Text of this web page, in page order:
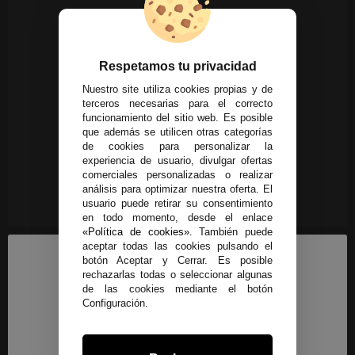
Respetamos tu privacidad
Nuestro site utiliza cookies propias y de
terceros necesarias para el correcto
funcionamiento del sitio web. Es posible
que además se utilicen otras categorías
de cookies para personalizar la
experiencia de usuario, divulgar ofertas
comerciales personalizadas o realizar
análisis para optimizar nuestra oferta. El
usuario puede retirar su consentimiento
en todo momento, desde el enlace
«Política de cookies». También puede
aceptar todas las cookies pulsando el
botón Aceptar y Cerrar. Es posible
rechazarlas todas o seleccionar algunas
de las cookies mediante el botón
Configuración.